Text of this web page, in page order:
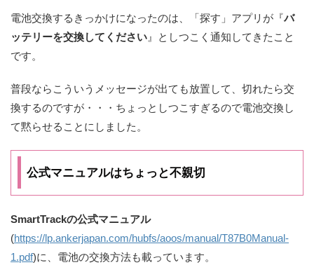
電池交換するきっかけになったのは、「探す」アプリが『バ
ッテリーを交換してください 』としつこく通知してきたこと
です。
普段ならこういうメッセージが出ても放置して、切れたら交
換するのですが・・・ちょっとしつこすぎるので電池交換し
て黙らせることにしました。
公式マニュアルはちょっと不親切
SmartTrackの公式マニュアル
(https://lp.ankerjapan.com/hubfs/aoos/manual/T87B0Manual-
1.pdf)に、電池の交換方法も載っています。